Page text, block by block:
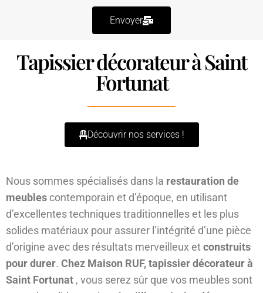
Envoyer
Tapissier décorateur à Saint
Fortunat
Découvrir nos services !
Nous sommes spécialisés dans la restauration de
meubles contemporain et d’époque, en utilisant
d’excellentes techniques traditionnelles et les plus
solides matériaux pour assurer l’intégrité d’une pièce
d’origine avec des résultats merveilleux etconstruits
pour durer. Chez Maison RUF, tapissier décorateur à
Saint Fortunat , vous serez sûr que vos meubles sont